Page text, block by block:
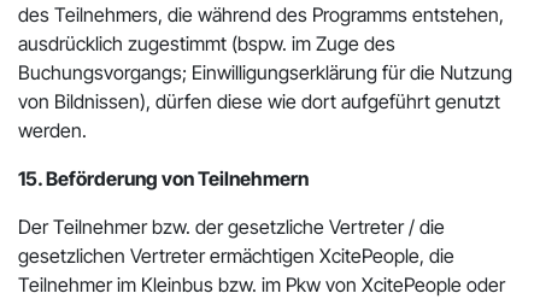
des Teilnehmers, die während des Programms entstehen,
ausdrücklich zugestimmt (bspw. im Zuge des
Buchungsvorgangs; Einwilligungserklärung für die Nutzung
von Bildnissen), dürfen diese wie dort aufgeführt genutzt
werden.
15. Beförderung von Teilnehmern
Der Teilnehmer bzw. der gesetzliche Vertreter / die
gesetzlichen Vertreter ermächtigen XcitePeople, die
Teilnehmer im Kleinbus bzw. im Pkw von XcitePeople oder